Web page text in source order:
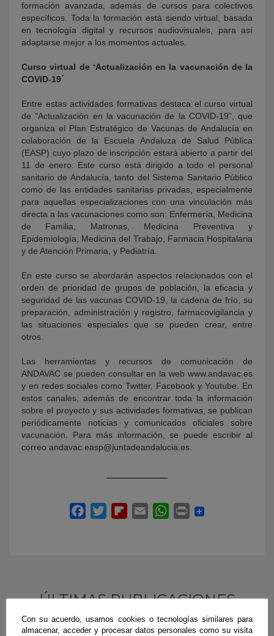
formación avanzada, además de cursos para colectivos
específicos. Toda la formación está siendo virtual, basada
en tecnología digital y recursos audiovisuales, para así
adaptarse mejor a los momentos actuales.
Curso virtual de ‘Actualización en la vacunación de la
COVID-19´
Entre estas actividades formativas destaca el curso virtual
de “Actualización en la vacunación de la COVID-19”, que
organiza el Plan Estratégico de Vacunas de Andalucía en
colaboración de la Escuela Andaluza de Salud Pública
(EASP) cuyo plazo de inscripción estará abierto a partir del
11 de enero. Este curso está dirigido a todo el personal
sanitario de Andalucía, tanto del Sistema Sanitario Público
como de las entidades sanitarias privadas, especialmente
para aquellas especializaciones con una vinculación más
directa a las vacunaciones como son: Enfermería, Medicina
de Familia, Matronas, Medicina Preventiva y
Epidemiología, Medicina del Trabajo, Farmacia Hospitalaria
y de Atención Primaria, y Pediatría.
En este curso se abordarán aspectos relacionados con el
orden de prioridad de grupos de población, la eficacia y
seguridad de las vacunas COVID-19, la cadena de frío, su
preparación, administración y registro, farmacovigilancia y
las situaciones especiales que se pueden crear, entre
otros.
Las herramientas y recursos de comunicación de
ANDAVAC se pueden consultar en la web www.andavac.es
y en redes sociales como Twitter, Facebook y Youtube. En
estos canales, además de encontrar toda la información
sobre el proyecto y sus actividades formativas, se publican
periódicamente noticias y comunicados oficiales sobre
vacunación. Para más información, se puede escribir al
correo andavac.easp@juntadeandalucia.es.
ÚLTIMAS PUBLICACIONES
Con su acuerdo, usamos cookies o tecnologías similares para
almacenar, acceder y procesar datos personales como su visita